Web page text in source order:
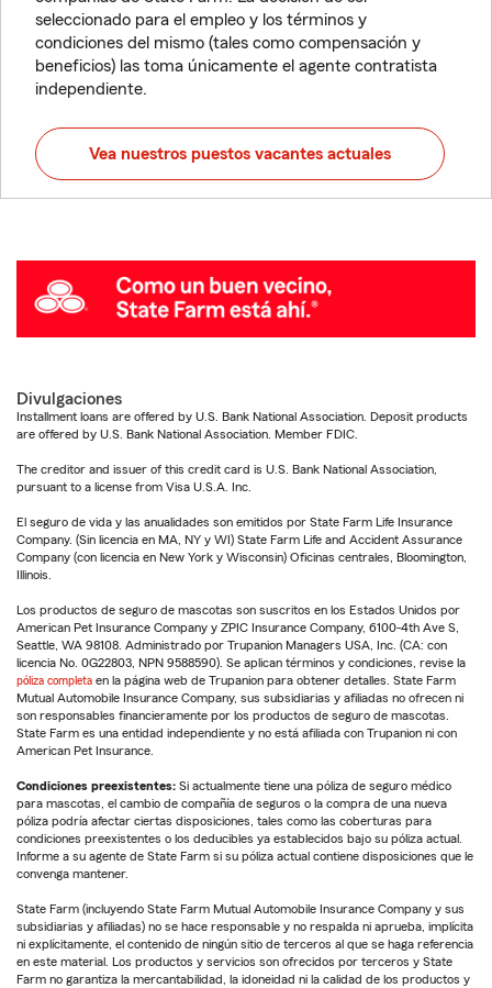
seleccionado para el empleo y los términos y
condiciones del mismo (tales como compensación y
beneficios) las toma únicamente el agente contratista
independiente.
Vea nuestros puestos vacantes actuales
Divulgaciones
Installment loans are offered by U.S. Bank National Association. Deposit products
are offered by U.S. Bank National Association. Member FDIC.
The creditor and issuer of this credit card is U.S. Bank National Association,
pursuant to a license from Visa U.S.A. Inc.
El seguro de vida y las anualidades son emitidos por State Farm Life Insurance
Company. (Sin licencia en MA, NY y WI) State Farm Life and Accident Assurance
Company (con licencia en New York y Wisconsin) Oficinas centrales, Bloomington,
Illinois.
Los productos de seguro de mascotas son suscritos en los Estados Unidos por
American Pet Insurance Company y ZPIC Insurance Company, 6100-4th Ave S,
Seattle, WA 98108. Administrado por Trupanion Managers USA, Inc. (CA: con
licencia No. 0G22803, NPN 9588590). Se aplican términos y condiciones, revise la
póliza completa en la página web de Trupanion para obtener detalles. State Farm
Mutual Automobile Insurance Company, sus subsidiarias y afiliadas no ofrecen ni
son responsables financieramente por los productos de seguro de mascotas.
State Farm es una entidad independiente y no está afiliada con Trupanion ni con
American Pet Insurance.
Condiciones preexistentes: Si actualmente tiene una póliza de seguro médico
para mascotas, el cambio de compañía de seguros o la compra de una nueva
póliza podría afectar ciertas disposiciones, tales como las coberturas para
condiciones preexistentes o los deducibles ya establecidos bajo su póliza actual.
Informe a su agente de State Farm si su póliza actual contiene disposiciones que le
convenga mantener.
State Farm (incluyendo State Farm Mutual Automobile Insurance Company y sus
subsidiarias y afiliadas) no se hace responsable y no respalda ni aprueba, implícita
ni explícitamente, el contenido de ningún sitio de terceros al que se haga referencia
en este material. Los productos y servicios son ofrecidos por terceros y State
Farm no garantiza la mercantabilidad, la idoneidad ni la calidad de los productos y